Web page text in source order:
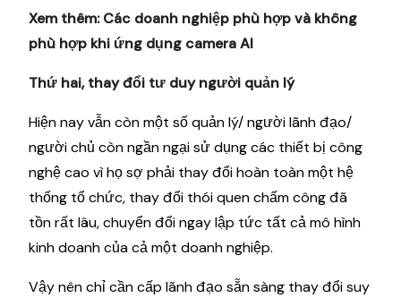
Xem thêm:Các doanh nghiệp phù hợp và không
phù hợp khi ứng dụng camera AI
Thứ hai, thay đổi tư duy người quản lý
Hiện nay vẫn còn một số quản lý/ người lãnh đạo/
người chủ còn ngần ngại sử dụng các thiết bị công
nghệ cao vì họ sợ phải thay đổi hoàn toàn một hệ
thống tổ chức, thay đổi thói quen chấm công đã
tồn rất lâu, chuyển đổi ngay lập tức tất cả mô hình
kinh doanh của cả một doanh nghiệp.
Vậy nên chỉ cần cấp lãnh đạo sẵn sàng thay đổi suy